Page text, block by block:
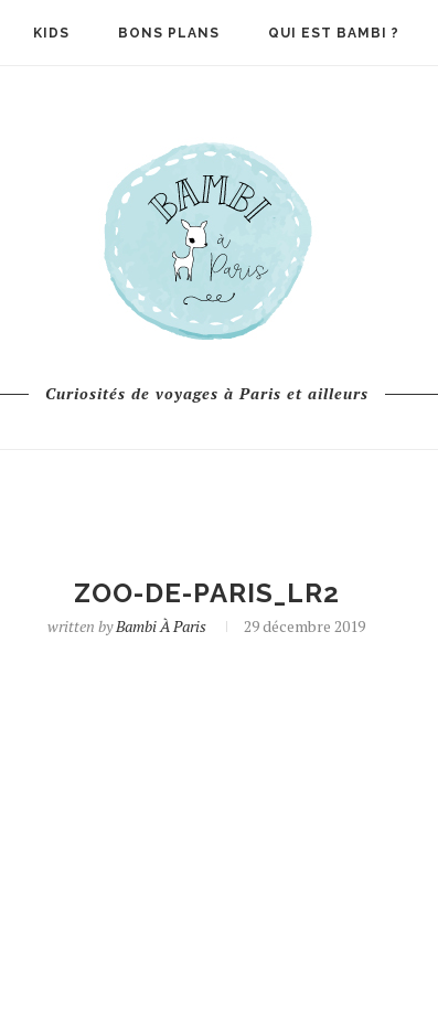
KIDS BONS PLANS QUI EST BAMBI ?
Curiosités de voyages à Paris et ailleurs
ZOO-DE-PARIS_LR2
written byBambi À Paris 29 décembre 2019